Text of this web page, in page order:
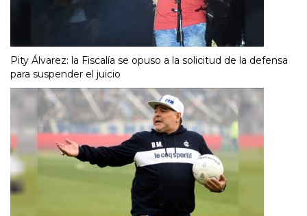
Pity Álvarez: la Fiscalía se opuso a la solicitud de la defensa
para suspender el juicio